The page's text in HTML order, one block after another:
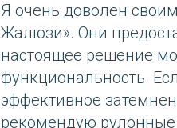
Я очень доволен
Жалюзи». Они
настоящее решение
функциональность.
эффективное
рекомендую рулонные